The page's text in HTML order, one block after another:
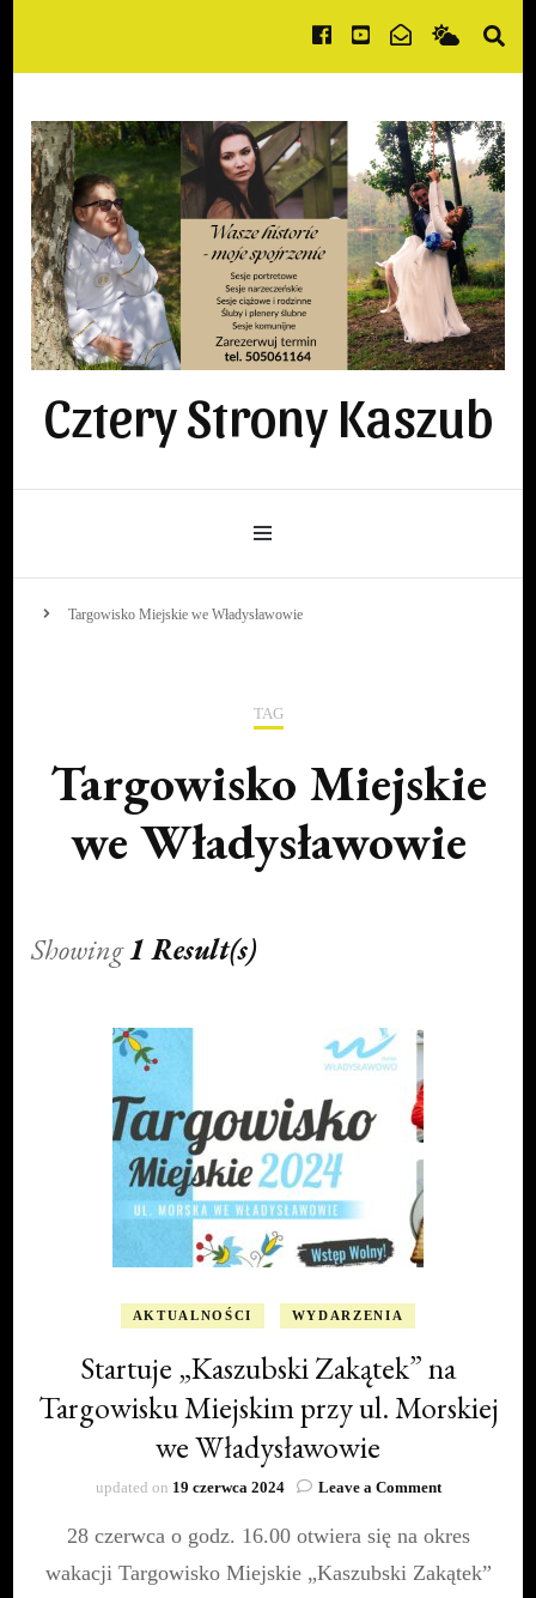
Cztery Strony Kaszub
Targowisko Miejskie we Władysławowie
TAG
Targowisko Miejskie
we Władysławowie
Showing1 Result(s)
AKTUALNOŚCI WYDARZENIA
Startuje „Kaszubski Zakątek” na
Targowisku Miejskim przy ul. Morskiej
we Władysławowie
updated on 19 czerwca 2024 Leave a Commenton
„Kaszubski
na
28 czerwca o godz. 16.00 otwiera się na okres
wakacji Targowisko Miejskie „Kaszubski Zakątek”